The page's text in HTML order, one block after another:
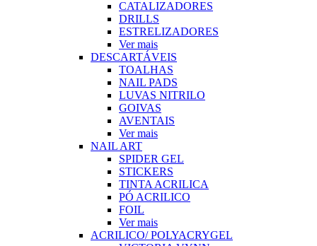
CATALIZADORES
DRILLS
ESTRELIZADORES
Ver mais
DESCARTÁVEIS
TOALHAS
NAIL PADS
LUVAS NITRILO
GOIVAS
AVENTAIS
Ver mais
NAIL ART
SPIDER GEL
STICKERS
TINTA ACRILICA
PÓ ACRILICO
FOIL
Ver mais
ACRILICO/ POLYACRYGEL